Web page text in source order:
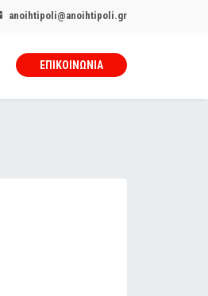
anoihtipoli@anoihtipoli.gr
ΕΠΙΚΟΙΝΩΝΊΑ